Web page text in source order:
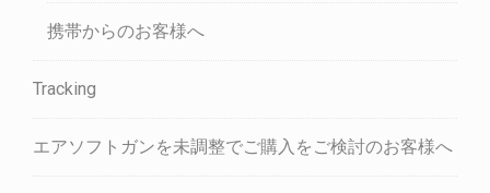
携帯からのお客様へ
Tracking
エアソフトガンを未調整でご購入をご検討のお客様へ